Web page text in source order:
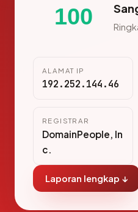
100
ALAMAT IP
192.252.144.46
REGISTRAR
DomainPeople, In
c.
Laporan lengkap ↓